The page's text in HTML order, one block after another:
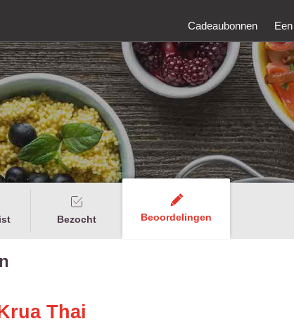
Cadeaubonnen
Bezocht Beoordelingen
Thai